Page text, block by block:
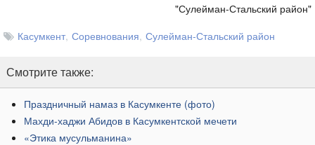
"Сулейман-Стальский район"
Касумкент Соревнования Сулейман-Стальский район
Смотрите также:
​Праздничный намаз в Касумкенте (фото)
Махди-хаджи Абидов в Касумкентской мечети
​«Этика мусульманина»